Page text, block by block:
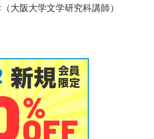
大阪大学文学研究科講師）